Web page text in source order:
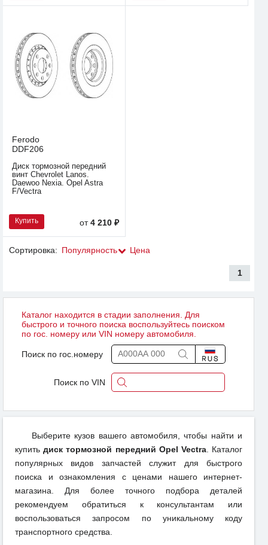
Ferodo
DDF206
Диск тормозной передний
винт Chevrolet Lanos.
Daewoo Nexia. Opel Astra
F/Vectra
Купить от4 210 ₽
Сортировка: Популярность Цена
1
Каталог находится в стадии заполнения. Для
быстрого и точного поиска воспользуйтесь поиском
по гос. номеру или VIN номеру автомобиля.
Поиск по гос.номеру
Поиск по VIN
Выберите кузов вашего автомобиля, чтобы найти и
купитьдиск тормозной передний Opel Vectra. Каталог
популярных видов запчастей служит для быстрого
поиска и ознакомления с ценами нашего интернет-
магазина. Для более точного подбора деталей
рекомендуем обратиться к консультантам или
воспользоваться запросом по уникальному коду
транспортного средства.